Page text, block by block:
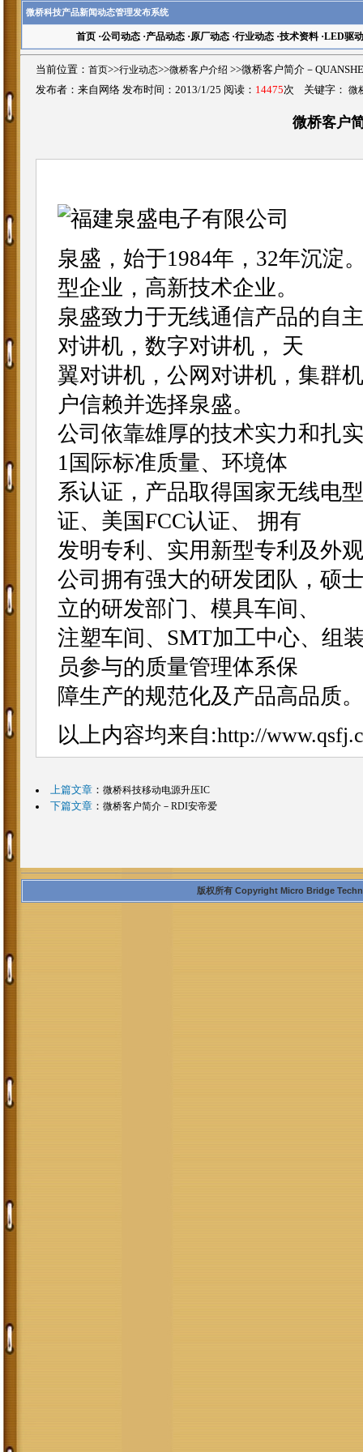
微桥科技产品新闻动态管理发布系统
首页·公司动态·产品动态·原厂动态·行业动态·技术资料·LED驱动
当前位置： 首页>>行业动态>>微桥客户介绍 >>微桥客户简介－
发布者：来自网络 发布时间：2013/1/25 阅读： 14475次 关键字： 微
微桥客户
泉盛，始于1984年，32年沉淀
型企业，高新技术企业。
泉盛致力于无线通信产品的自
对讲机，数字对讲机， 天
翼对讲机，公网对讲机，集群
户信赖并选择泉盛。
公司依靠雄厚的技术实力和扎
1国际标准质量、环境体
系认证，产品取得国家无线电
证、美国FCC认证、 拥有
发明专利、实用新型专利及外
公司拥有强大的研发团队，硕
立的研发部门、模具车间、
注塑车间、SMT加工中心、组
员参与的质量管理体系保
障生产的规范化及产品高品质。
以上内容均来自:http://
上篇文章： 微桥科技移动电源升压IC
下篇文章： 微桥客户简介－RDI安帝爱
版权所有 Copyright Micro Bridge